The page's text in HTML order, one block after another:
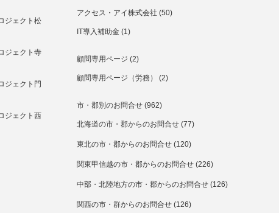
ジェクト松
ジェクト寺
ジェクト門
ジェクト西
アクセス・アイ株式会社 (50)
IT導入補助金 (1)
顧問専用ページ (2)
顧問専用ページ（労務） (2)
市・郡別のお問合せ (962)
北海道の市・郡からのお問合せ (77)
東北の市・郡からのお問合せ (120)
関東甲信越の市・郡からのお問合せ (226)
中部・北陸地方の市・郡からのお問合せ (126)
関西の市・群からのお問合せ (126)